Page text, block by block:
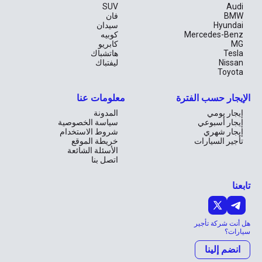
Audi
BMW
Hyundai
Mercedes-Benz
MG
Tesla
Nissan
Toyota
SUV
فان
سيدان
كوبيه
كابريو
هاتشباك
ليفتباك
الإيجار حسب الفترة
إيجار يومي
إيجار أسبوعي
إيجار شهري
تأجير السيارات
معلومات عنا
المدونة
سياسة الخصوصية
شروط الاستخدام
خريطة الموقع
الأسئلة الشائعة
اتصل بنا
تابعنا
هل أنت شركة تأجير
سيارات؟
انضم إلينا